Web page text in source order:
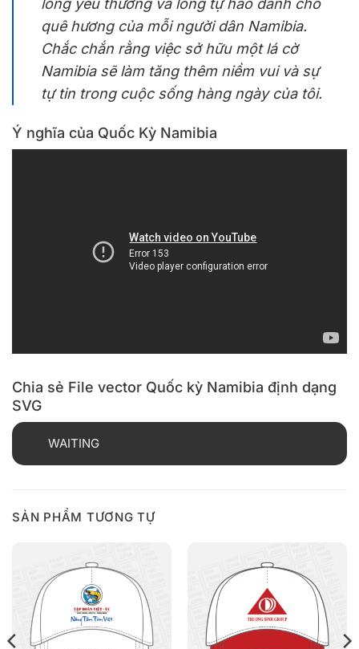
quê hương của mỗi người dân Namibia.
Chắc chắn rằng việc sở hữu một lá cờ
Namibia sẽ làm tăng thêm niềm vui và sự
tự tin trong cuộc sống hàng ngày của tôi.
Ý nghĩa của Quốc Kỳ Namibia
Chia sẻ File vector Quốc kỳ Namibia định dạng
SVG
WAITING
SẢN PHẨM TƯƠNG TỰ